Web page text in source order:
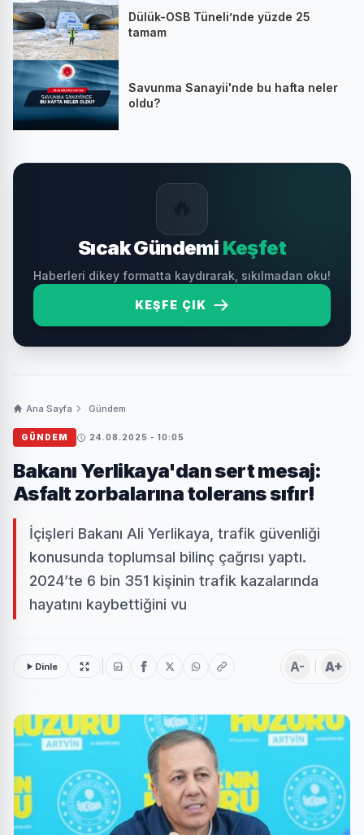
Dülük-OSB Tüneli’nde yüzde 25
tamam
Savunma Sanayii'nde bu hafta neler
oldu?
Sıcak Gündemi Keşfet
Haberleri dikey formatta kaydırarak, sıkılmadan oku!
KEŞFE ÇIK
Ana Sayfa Gündem
GÜNDEM 24.08.2025 - 10:05
Bakanı Yerlikaya'dan sert mesaj:
Asfalt zorbalarına tolerans sıfır!
İçişleri Bakanı Ali Yerlikaya, trafik güvenliği
konusunda toplumsal bilinç çağrısı yaptı.
2024’te 6 bin 351 kişinin trafik kazalarında
hayatını kaybettiğini vu
Dinle A- A+